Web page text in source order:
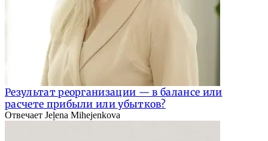
Результат реорганизации — в балансе или
расчете прибыли или убытков?
Отвечает Jeļena Mihejenkova